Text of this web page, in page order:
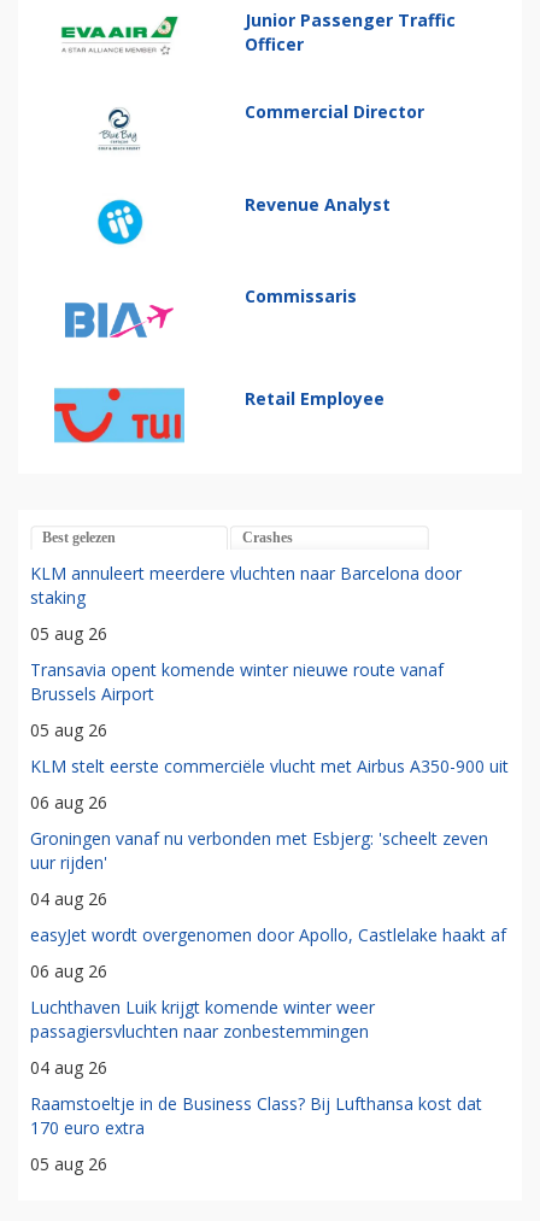
Junior Passenger Traffic
Officer
Commercial Director
Revenue Analyst
Commissaris
Retail Employee
Best gelezen Crashes
KLM annuleert meerdere vluchten naar Barcelona door
staking
05 aug 26
Transavia opent komende winter nieuwe route vanaf
Brussels Airport
05 aug 26
KLM stelt eerste commerciële vlucht met Airbus A350-900 uit
06 aug 26
Groningen vanaf nu verbonden met Esbjerg: 'scheelt zeven
uur rijden'
04 aug 26
easyJet wordt overgenomen door Apollo, Castlelake haakt af
06 aug 26
Luchthaven Luik krijgt komende winter weer
passagiersvluchten naar zonbestemmingen
04 aug 26
Raamstoeltje in de Business Class? Bij Lufthansa kost dat
170 euro extra
05 aug 26